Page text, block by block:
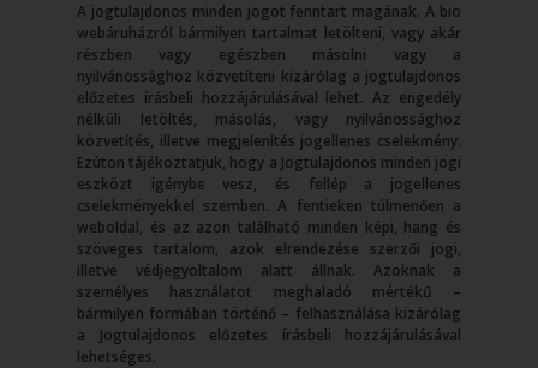
A jogtulajdonos minden jogot fenntart magának. A bio
webáruházról bármilyen tartalmat letölteni, vagy akár
részben vagy egészben másolni vagy a
nyilvánossághoz közvetíteni kizárólag a jogtulajdonos
előzetes írásbeli hozzájárulásával lehet. Az engedély
nélküli letöltés, másolás, vagy nyilvánossághoz
közvetítés, illetve megjelenítés jogellenes cselekmény.
Ezúton tájékoztatjuk, hogy a Jogtulajdonos minden jogi
eszközt igénybe vesz, és fellép a jogellenes
cselekményekkel szemben. A fentieken túlmenően a
weboldal, és az azon található minden képi, hang és
szöveges tartalom, azok elrendezése szerzői jogi,
illetve védjegyoltalom alatt állnak. Azoknak a
személyes használatot meghaladó mértékű –
bármilyen formában történő – felhasználása kizárólag
a Jogtulajdonos előzetes írásbeli hozzájárulásával
lehetséges.